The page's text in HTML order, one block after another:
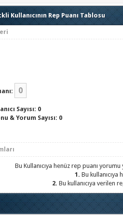
Kullanıcının Rep Puanı Tablosu
0
Sayısı: 0
& Yorum Sayısı: 0
Bu Kullanıcıya henüz rep puanı
1. Bu
2. Bu kullanıcıya verilen